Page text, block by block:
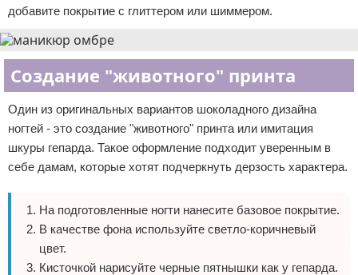
добавите покрытие с глиттером или шиммером.
Создание "животного" принта
Один из оригинальных вариантов шоколадного дизайна
ногтей - это создание "животного" принта или имитация
шкуры гепарда. Такое оформление подходит уверенным в
себе дамам, которые хотят подчеркнуть дерзость характера.
На подготовленные ногти нанесите базовое покрытие.
В качестве фона используйте светло-коричневый
цвет.
Кисточкой нарисуйте черные пятнышки как у гепарда.